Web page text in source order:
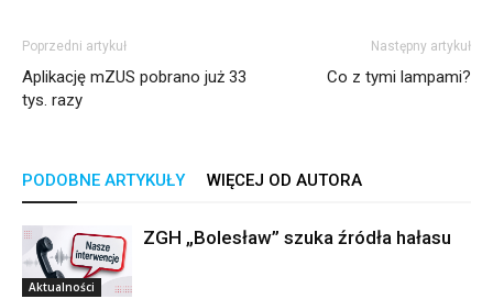
Poprzedni artykuł
Aplikację mZUS pobrano już 33
tys. razy
Następny artykuł
Co z tymi lampami?
PODOBNE ARTYKUŁY WIĘCEJ OD AUTORA
Aktualności
ZGH „Bolesław” szuka źródła hałasu